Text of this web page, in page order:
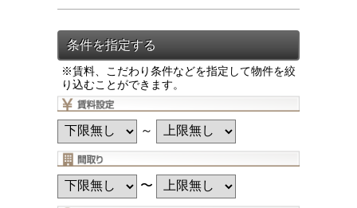
※賃料、こだわり条件などを指定して物件を絞
り込むことができます。
～
〜